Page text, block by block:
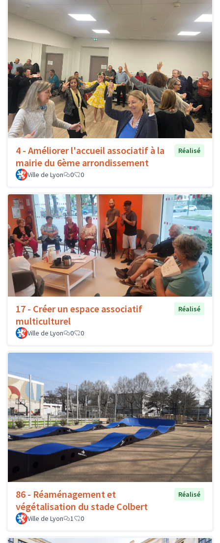
4 - Améliorer l'accueil associatif à la
mairie du 6ème arrondissement
Réalisé
Ville de Lyon 0 0
17 - Créer un espace associatif
multiculturel
Réalisé
Ville de Lyon 0 0
86 - Réaménagement et
végétalisation du stade Colbert
Réalisé
Ville de Lyon 1 0